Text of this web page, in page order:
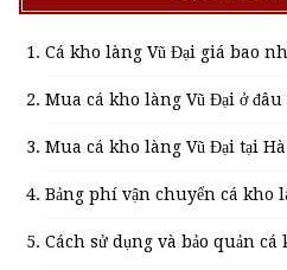
Cá kho làng Vũ Đại giá bao
Mua cá kho làng Vũ Đại ở
Mua cá kho làng Vũ Đại tại
Bảng phí vận chuyển cá kho
Cách sử dụng và bảo quản cá